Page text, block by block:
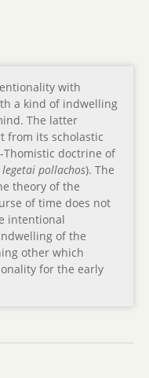
with
a kind of indwelling
The latter
from its scholastic
doctrine of
pollachos). The
theory of the
of time does not
intentional
of the
other which
for the early